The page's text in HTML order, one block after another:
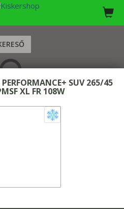
SUV 265/45
XL FR 108W